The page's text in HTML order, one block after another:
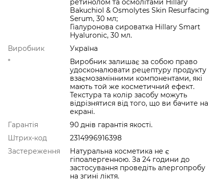
ретинолом та осмолітами Hillary
Bakuchiol & Osmolytes Skin Resurfacing
Serum, 30 мл;
Гіалуронова сироватка Hillary Smart
Hyaluronic, 30 мл.
Виробник
Україна
*
Виробник залишає за собою право
удосконалювати рецептуру продукту
взаємозамінними компонентами, які
мають той же косметичний ефект.
Текстура та колір засобу можуть
відрізнятися від того, що ви бачите на
екрані.
Гарантія
90 днів гарантія якості.
Штрих-код
2314996916398
Застереження
Натуральна косметика не є
гіпоалергенною. За 24 години до
застосування проведіть алергопробу
на згині ліктя.